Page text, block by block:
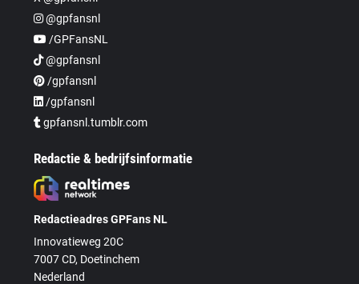
@gpfansnl
/GPFansNL
@gpfansnl
/gpfansnl
/gpfansnl
gpfansnl.tumblr.com
Redactie & bedrijfsinformatie
Redactieadres GPFans NL
Innovatieweg 20C
7007 CD, Doetinchem
Nederland